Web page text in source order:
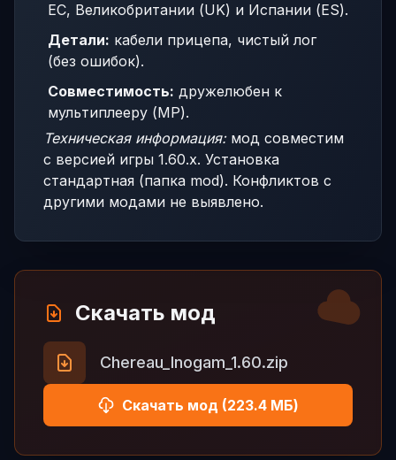
ЕС, Великобритании (UK) и Испании (ES).
Детали: кабели прицепа, чистый лог
(без ошибок).
Совместимость: дружелюбен к
мультиплееру (MP).
Техническая информация:мод совместим
с версией игры 1.60.x. Установка
стандартная (папка mod). Конфликтов с
другими модами не выявлено.
Скачать мод
Chereau_Inogam_1.60.zip
Скачать мод (223.4 МБ)